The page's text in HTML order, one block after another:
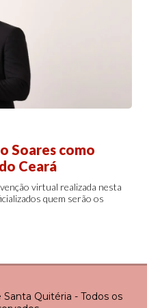
Soares como
Ceará
virtual realizada nesta
quem serão os
Quitéria - Todos os